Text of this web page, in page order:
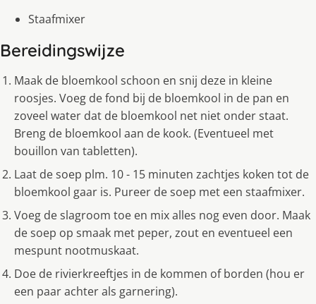
Staafmixer
Bereidingswijze
Maak de bloemkool schoon en snij deze in kleine
roosjes. Voeg de fond bij de bloemkool in de pan en
zoveel water dat de bloemkool net niet onder staat.
Breng de bloemkool aan de kook. (Eventueel met
bouillon van tabletten).
Laat de soep plm. 10 - 15 minuten zachtjes koken tot de
bloemkool gaar is. Pureer de soep met een staafmixer.
Voeg de slagroom toe en mix alles nog even door. Maak
de soep op smaak met peper, zout en eventueel een
mespunt nootmuskaat.
Doe de rivierkreeftjes in de kommen of borden (hou er
een paar achter als garnering).